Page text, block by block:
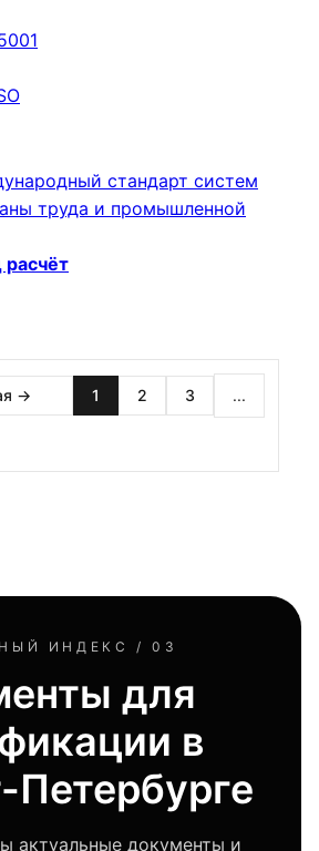
стандарт систем
труда и промышленной
расчёт
1 2 3 ...
→
ИНДЕКС / 03
для
в
Петербурге
актуальные документы и